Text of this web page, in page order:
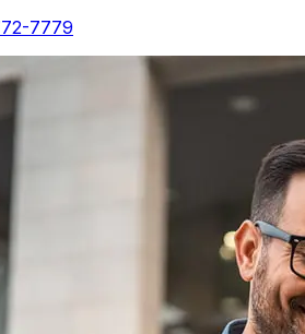
7779